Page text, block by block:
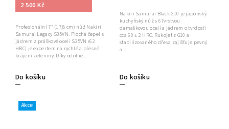
2 500 Kč
Do košíku
Profesionální 7" (17,8 cm) nůž Nakiri
Samurai Legacy S35VN. Plochá čepel s
jádrem z práškové oceli S35VN (62
HRC) je expertem na rychlé a přesné
krájení zeleniny. Díky odolné...
Do košíku
Nakiri Samurai Black G10 je japonský
kuchyňský nůž s 67vrstvou
damaškovou ocelí a jádrem o tvrdosti
cca 60 ± 2 HRC. Rukojeť z G10 a
stabilizovaného dřeva zajišťuje pevný
a...
Akce